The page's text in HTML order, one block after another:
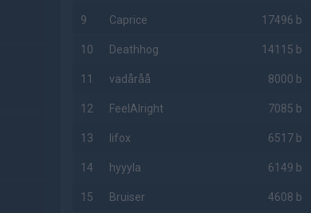
9 Caprice 17496 b
10 Deathhog 14115 b
11 vadåråå 8000 b
12 FeelAlright 7085 b
13 lifox 6517 b
14 hyyyla 6149 b
15 Bruiser 4608 b